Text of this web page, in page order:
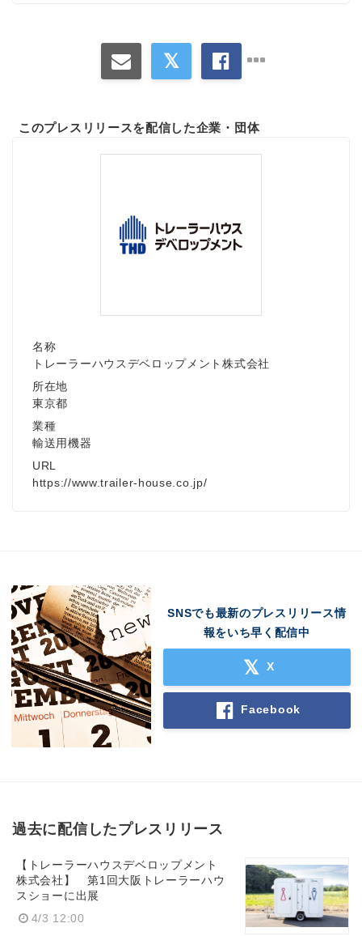
このプレスリリースを配信した企業・団体
名称
トレーラーハウスデベロップメント株式会社
所在地
東京都
業種
輸送用機器
URL
https://www.trailer-house.co.jp/
SNSでも最新のプレスリリース情
報をいち早く配信中
X
Facebook
過去に配信したプレスリリース
【トレーラーハウスデベロップメント
株式会社】 第1回大阪トレーラーハウ
スショーに出展
4/3 12:00